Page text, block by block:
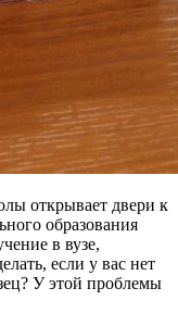
открывает двери к
образования
в вузе,
если у вас нет
У этой проблемы